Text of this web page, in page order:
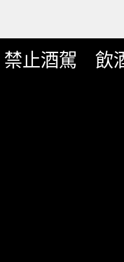
服務資訊
禁止酒駕 飲